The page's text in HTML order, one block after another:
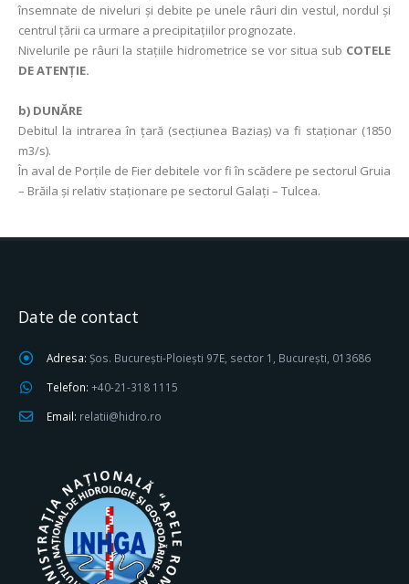
însemnate de niveluri şi debite pe unele râuri din vestul, nordul și
centrul țării ca urmare a precipitaţiilor prognozate.
Nivelurile pe râuri la staţiile hidrometrice se vor situa sub COTELE
DE ATENŢIE.
b) DUNĂRE
Debitul la intrarea în ţară (secţiunea Baziaş) va fi staţionar (1850
m3/s).
În aval de Porţile de Fier debitele vor fi în scădere pe sectorul Gruia
– Brăila şi relativ staţionare pe sectorul Galaţi – Tulcea.
Date de contact
Adresa: Șos. București-Ploiești 97E, sector 1, București, 013686
Telefon: +40-21-318 1115
Email: relatii@hidro.ro